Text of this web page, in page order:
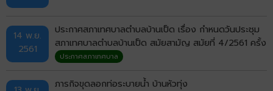
14 พ.ย.
2561
ประกาศสภาเทศบาลตำบลบ้านเป็ด เรื่อง กำหนดวันประชุม
สภาเทศบาลตำบลบ้านเป็ด สมัยสามัญ สมัยที่ 4/2561 ครั้ง
ที่ 1ประกาศสภาเทศบาล
ภารกิจขุดลอกท่อระบายน้ำ บ้านหัวทุ่ง